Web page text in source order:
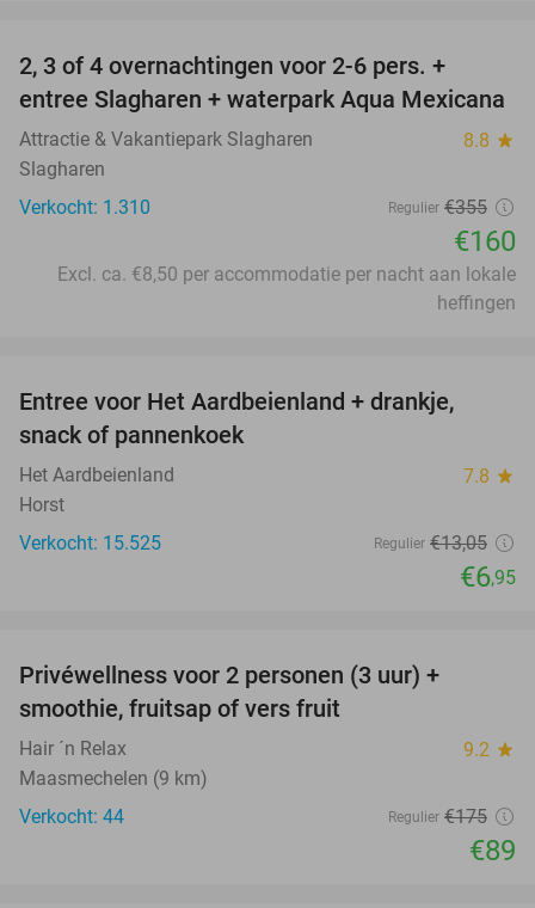
2, 3 of 4 overnachtingen voor 2-6 pers. +
entree Slagharen + waterpark Aqua Mexicana
Attractie & Vakantiepark Slagharen 8.8 star
Slagharen
Verkocht: 1.310
Regulier €355
€160
Excl. ca. €8,50 per accommodatie per nacht aan lokale
heffingen
Entree voor Het Aardbeienland + drankje,
snack of pannenkoek
Het Aardbeienland 7.8 star
Horst
Verkocht: 15.525
Regulier €13,05
€6,95
Privéwellness voor 2 personen (3 uur) +
smoothie, fruitsap of vers fruit
Hair ´n Relax 9.2 star
Maasmechelen (9 km)
Verkocht: 44
Regulier €175
€89